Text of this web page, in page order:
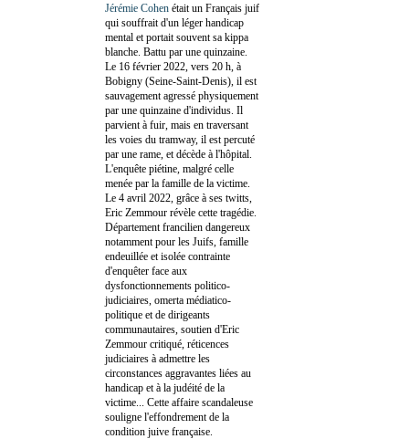
Jérémie Cohen était un Français juif
qui souffrait d'un léger handicap
mental et portait souvent sa kippa
blanche. Battu par une quinzaine.
Le 16 février 2022, vers 20 h, à
Bobigny (Seine-Saint-Denis), il est
sauvagement agressé physiquement
par une quinzaine d'individus. Il
parvient à fuir, mais en traversant
les voies du tramway, il est percuté
par une rame, et décède à l'hôpital.
L'enquête piétine, malgré celle
menée par la famille de la victime.
Le 4 avril 2022, grâce à ses twitts,
Eric Zemmour révèle cette tragédie.
Département francilien dangereux
notamment pour les Juifs, famille
endeuillée et isolée contrainte
d'enquêter face aux
dysfonctionnements politico-
judiciaires, omerta médiatico-
politique et de dirigeants
communautaires, soutien d'Eric
Zemmour critiqué, réticences
judiciaires à admettre les
circonstances aggravantes liées au
handicap et à la judéité de la
victime... Cette affaire scandaleuse
souligne l'effondrement de la
condition juive française.